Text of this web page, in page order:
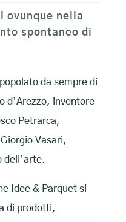
ovunque nella
spontaneo di
da sempre di
d’Arezzo, inventore
Petrarca,
Vasari,
Idee & Parquet si
di prodotti,